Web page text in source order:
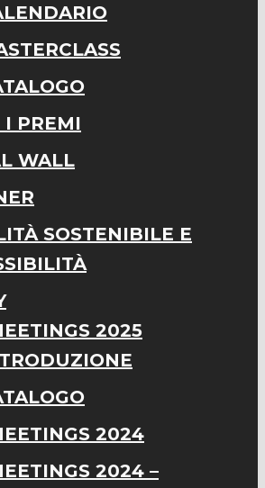
PREMI
WALL
SOSTENIBILE E
2025
2024
2024 –